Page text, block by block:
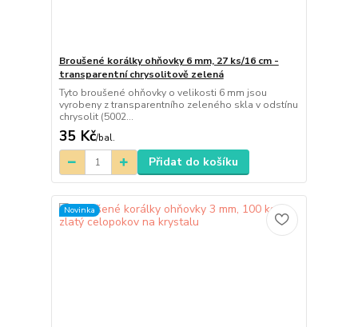
Broušené korálky ohňovky 6 mm, 27 ks/16 cm -
transparentní chrysolitově zelená
Tyto broušené ohňovky o velikosti 6 mm jsou
vyrobeny z transparentního zeleného skla v odstínu
chrysolit (5002...
35 Kč/bal.
Přidat do košíku
Novinka